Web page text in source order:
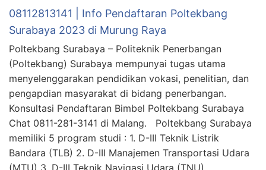
08112813141 | Info Pendaftaran Poltekbang
Surabaya 2023 di Murung Raya
Poltekbang Surabaya – Politeknik Penerbangan
(Poltekbang) Surabaya mempunyai tugas utama
menyelenggarakan pendidikan vokasi, penelitian, dan
pengapdian masyarakat di bidang penerbangan.
Konsultasi Pendaftaran Bimbel Poltekbang Surabaya
Chat 0811-281-3141 di Malang. Poltekbang Surabaya
memiliki 5 program studi : 1. D-III Teknik Listrik
Bandara (TLB) 2. D-III Manajemen Transportasi Udara
(MTU) 3. D-III Teknik Navigasi Udara (TNU) …